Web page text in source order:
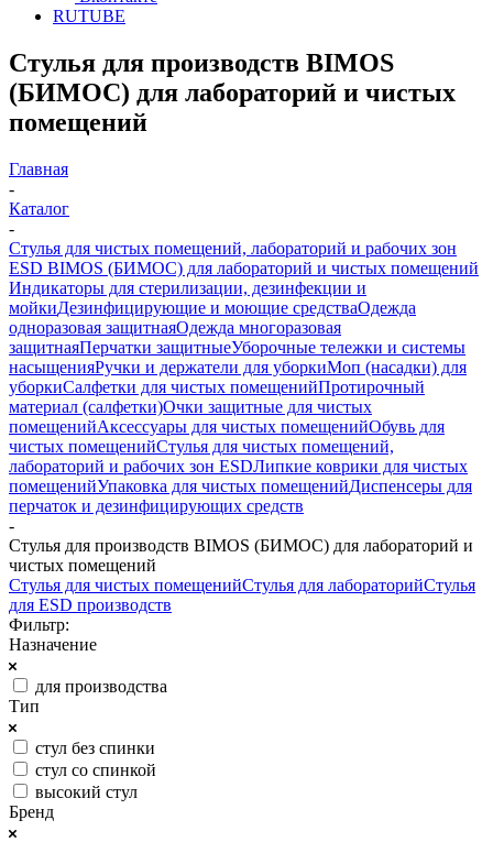
RUTUBE
Стулья для производств BIMOS
(БИМОС) для лабораторий и чистых
помещений
Главная
-
Каталог
-
Стулья для чистых помещений, лабораторий и рабочих зон
ESD BIMOS (БИМОС) для лабораторий и чистых помещений
Индикаторы для стерилизации, дезинфекции и
мойкиДезинфицирующие и моющие средстваОдежда
одноразовая защитнаяОдежда многоразовая
защитнаяПерчатки защитныеУборочные тележки и системы
насыщенияРучки и держатели для уборкиМоп (насадки) для
уборкиСалфетки для чистых помещенийПротирочный
материал (салфетки)Очки защитные для чистых
помещенийАксессуары для чистых помещенийОбувь для
чистых помещенийСтулья для чистых помещений,
лабораторий и рабочих зон ESDЛипкие коврики для чистых
помещенийУпаковка для чистых помещенийДиспенсеры для
перчаток и дезинфицирующих средств
-
Стулья для производств BIMOS (БИМОС) для лабораторий и
чистых помещений
Стулья для чистых помещенийСтулья для лабораторийСтулья
для ESD производств
Фильтр:
Назначение
для производства
Тип
стул без спинки
стул со спинкой
высокий стул
Бренд